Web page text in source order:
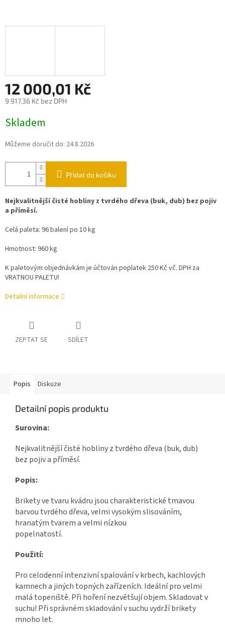
12 000,01 Kč
9 917,36 Kč bez DPH
cena:
Skladem
Můžeme doručit do: 24.8.2026
Přidat do košíku
Nejkvalitnější čisté hobliny z tvrdého dřeva (buk, dub) bez pojiv
a příměsí.
Celá paleta: 96 balení po 10 kg
Hmotnost: 960 kg
K paletovým objednávkám je účtován poplatek 250 Kč vč. DPH za
VRATNOU PALETU!
Detailní informace
ZEPTAT SE SDÍLET
Popis Diskuze
Detailní popis produktu
Surovina:
Nejkvalitnější čisté hobliny z tvrdého dřeva (buk, dub)
bez pojiv a příměsí.
Popis:
Brikety ve tvaru kvádru jsou charakteristické tmavou
barvou tvrdého dřeva, velmi vysokým slisováním,
hranatým tvarem a velmi nízkou
popelnatostí.
Použití:
Pro celodenní intenzivní spalování v krbech, kachlových
kamnech a jiných topných zařízeních. Ideální pro velmi
malá topeniště. Při hoření nezvětšují objem. Skladovat v
suchu! Při správném skladování v suchu vydrží brikety
mnoho let.